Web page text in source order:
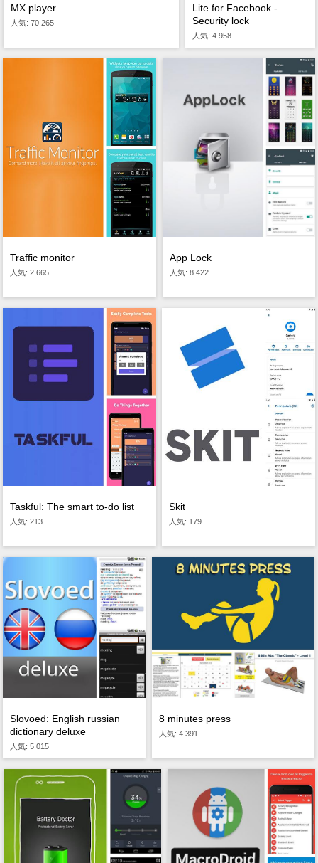
MX player
人気: 70 265
Lite for Facebook -
Security lock
人気: 4 958
Traffic monitor
人気: 2 665
App Lock
人気: 8 422
Taskful: The smart to-do list
人気: 213
Skit
人気: 179
Slovoed: English russian
dictionary deluxe
人気: 5 015
8 minutes press
人気: 4 391